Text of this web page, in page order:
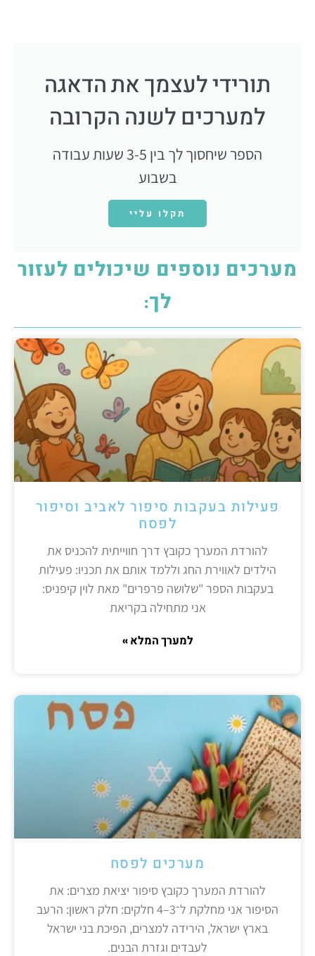
תורידי לעצמך את הדאגה
למערכים לשנה הקרובה
הספר שיחסוך לך בין 3-5 שעות עבודה
בשבוע
תקלו עליי
מערכים נוספים שיכולים לעזור
לך:
פעילות בעקבות סיפור לאביב וסיפור
לפסח
להורדת המערך כקובץ דרך חווייתית להכניס את
הילדים לאווירת החג וללמד אותם את תכניו: פעילות
בעקבות הספר "שלושה פרפרים" מאת לוין קיפניס:
אני מתחילה בקריאת
למערך המלא »
מערכים לפסח
להורדת המערך כקובץ סיפור יציאת מצרים: את
הסיפור אני מחלקת ל־3–4 חלקים: חלק ראשון: הרעב
בארץ ישראל, הירידה למצרים, הפיכת בני ישראל
לעבדים וגזרת הבנים.